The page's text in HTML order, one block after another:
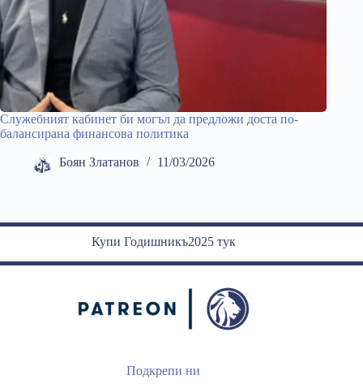
Служебният кабинет би могъл да предложи доста по-
балансирана финансова политика
Боян Златанов 11/03/2026
Купи Годишникъ2025 тук
Подкрепи ни